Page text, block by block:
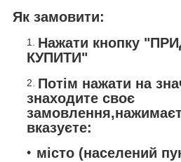
Як замовити:
Нажати кнопку
КУПИТИ"
Потім нажати на
знаходите своє
вказуєте:
місто (населений